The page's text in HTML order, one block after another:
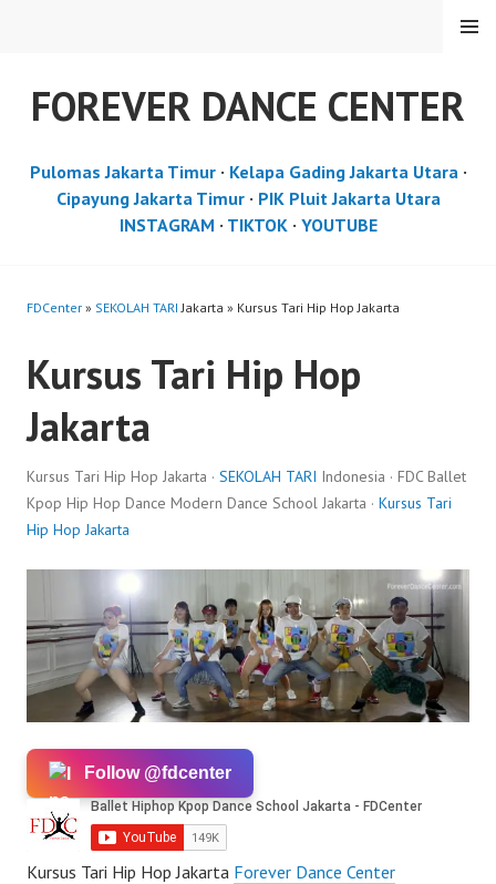
FOREVER DANCE CENTER
MENU
Pulomas Jakarta Timur· Kelapa Gading Jakarta Utara·
Cipayung Jakarta Timur· PIK Pluit Jakarta Utara
INSTAGRAM · TIKTOK· YOUTUBE
FDCenter » SEKOLAH TARI Jakarta » Kursus Tari Hip Hop Jakarta
Kursus Tari Hip Hop
Jakarta
Kursus Tari Hip Hop Jakarta · SEKOLAH TARI Indonesia · FDC Ballet
Kpop Hip Hop Dance Modern Dance School Jakarta · Kursus Tari
Hip Hop Jakarta
Follow @fdcenter
Kursus Tari Hip Hop Jakarta Forever Dance Center